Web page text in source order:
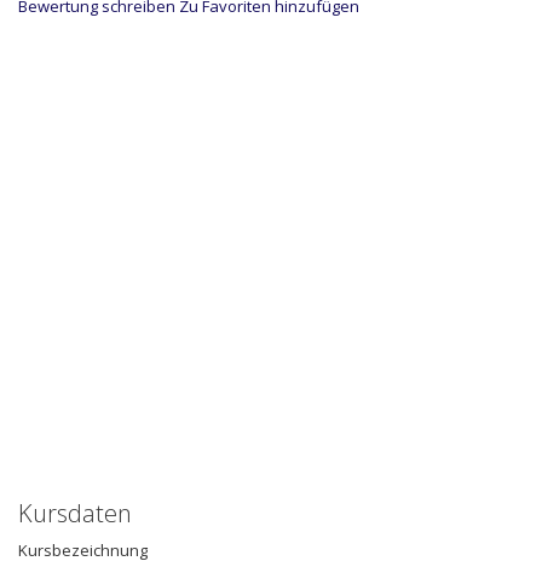
Bewertung schreiben Zu Favoriten hinzufügen
Kursdaten
Kursbezeichnung